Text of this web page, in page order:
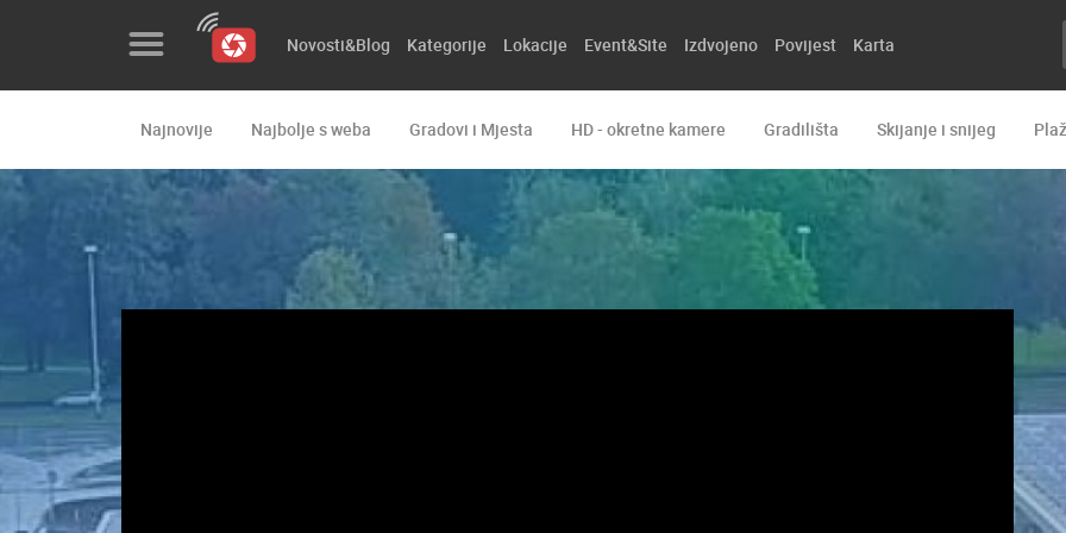
Lokacije
Event&Site
Novosti&Blog Kategorije Lokacije Event&Site Izdvojeno Povijest Karta
Najnovije Najbolje s weba Gradovi i Mjesta HD - okretne kamere Gradilišta Skijanje i snijeg